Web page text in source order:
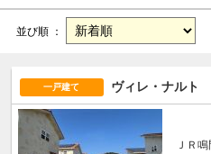
並び順 ：
一戸建て ヴィレ・ナルト
ＪＲ